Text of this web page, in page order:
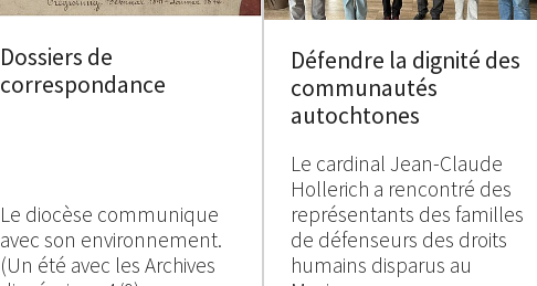
Dossiers de
correspondance
Le diocèse communique
avec son environnement.
(Un été avec les Archives
Défendre la dignité des
communautés
autochtones
Le cardinal Jean-Claude
Hollerich a rencontré des
représentants des familles
de défenseurs des droits
humains disparus au